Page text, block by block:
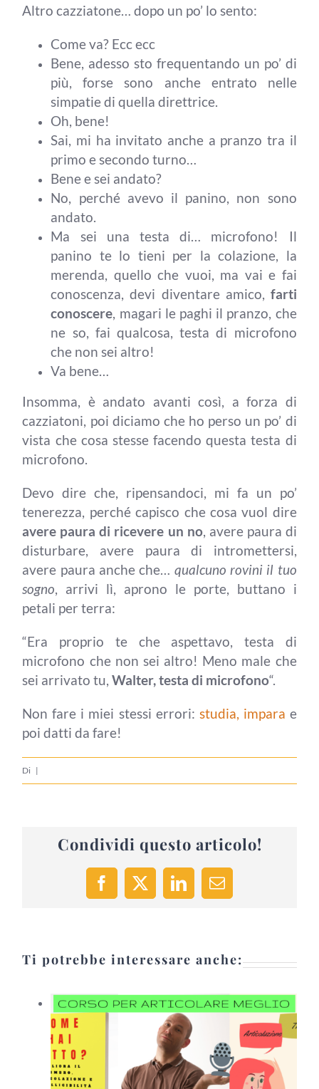
Altro cazziatone… dopo un po’ lo sento:
Come va? Ecc ecc
Bene, adesso sto frequentando un po’ di
più, forse sono anche entrato nelle
simpatie di quella direttrice.
Oh, bene!
Sai, mi ha invitato anche a pranzo tra il
primo e secondo turno…
Bene e sei andato?
No, perché avevo il panino, non sono
andato.
Ma sei una testa di… microfono! Il
panino te lo tieni per la colazione, la
merenda, quello che vuoi, ma vai e fai
conoscenza, devi diventare amico, farti
conoscere, magari le paghi il pranzo, che
ne so, fai qualcosa, testa di microfono
che non sei altro!
Va bene…
Insomma, è andato avanti così, a forza di
cazziatoni, poi diciamo che ho perso un po’ di
vista che cosa stesse facendo questa testa di
microfono.
Devo dire che, ripensandoci, mi fa un po’
tenerezza, perché capisco che cosa vuol dire
avere paura di ricevere un no, avere paura di
disturbare, avere paura di intromettersi,
avere paura anche che… qualcuno rovini il tuo
sogno, arrivi lì, aprono le porte, buttano i
petali per terra:
“Era proprio te che aspettavo, testa di
microfono che non sei altro! Meno male che
sei arrivato tu,Walter, testa di microfono“.
Non fare i miei stessi errori: studia, impara e
poi datti da fare!
Di |
Condividi questo articolo!
Facebook
X LinkedInEmail
Ti potrebbe interessare anche: